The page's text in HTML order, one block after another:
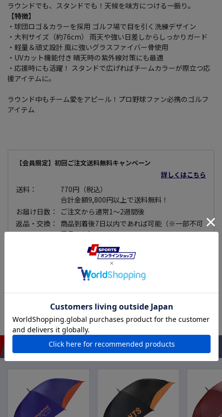
ラウンドでも、スタンドでも！天候を味方につける一振り。
【特徴】
・球団ロゴ＆カラーを採用 ゴルフ場で目を引く洗練デザイン
・大判サイズ（約76cm） 雨天や強い日差しからしっかりガード
・軽量＆頑丈設計 風に強いグラスファイバー骨使用
・UVカット機能付き 晴天時の紫外線対策にも最適
・応援時にも活躍！ スタンドで広げればチームカラーが際立つ応
援アイテムに。
ラウンド中もチーム愛をアピール！プロ野球ファン必携のゴルフ
アイテム
【会員限定】初回ご注文送料無料キャンペーン
詳しくはこちら
送料：
770円（税込）
合計金額9,800円以上で送料無料！
お届け日数：
ご注文から通常1～2週間後
返品・交換：
商品到着後7日以内であれば可能（※一部不可
商品あり）
メーカー共有在庫の為、在庫切れの際はお届け
ができない場合がございます。予めご了承くだ
さい。
セール価格商品については使用できない等、明
おすすめアイテム